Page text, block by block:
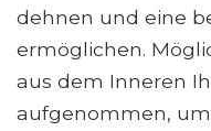
dehnen und eine
ermöglichen.
aus dem Inneren
aufgenommen,